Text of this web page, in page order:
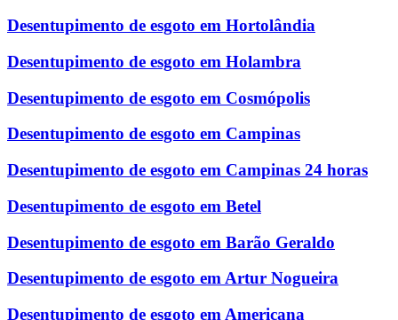
Desentupimento de esgoto em Hortolândia
Desentupimento de esgoto em Holambra
Desentupimento de esgoto em Cosmópolis
Desentupimento de esgoto em Campinas
Desentupimento de esgoto em Campinas 24 horas
Desentupimento de esgoto em Betel
Desentupimento de esgoto em Barão Geraldo
Desentupimento de esgoto em Artur Nogueira
Desentupimento de esgoto em Americana